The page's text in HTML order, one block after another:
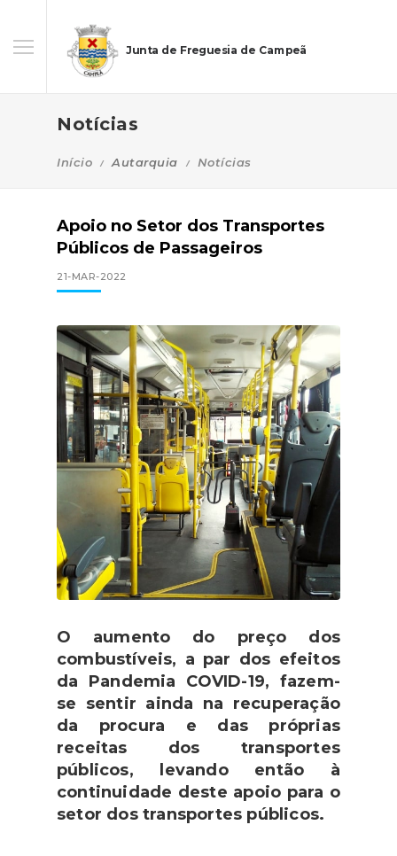
Junta de Freguesia de Campeã
Notícias
Início Autarquia Notícias
Apoio no Setor dos Transportes
Públicos de Passageiros
21-MAR-2022
O aumento do preço dos
combustíveis, a par dos efeitos
da Pandemia COVID-19, fazem-
se sentir ainda na recuperação
da procura e das próprias
receitas dos transportes
públicos, levando então à
continuidade deste apoio para o
setor dos transportes públicos.